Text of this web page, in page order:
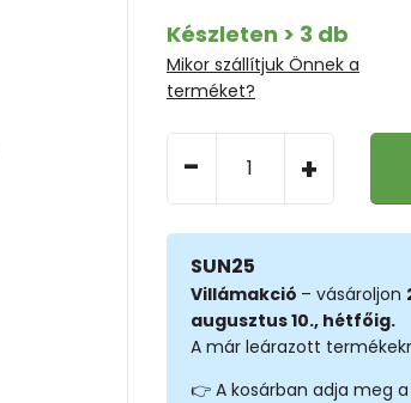
Készleten > 3 db
Mikor szállítjuk Önnek a
terméket?
- +
SUN25
Villámakció – vásároljon
augusztus 10., hétfőig.
A már leárazott
👉 A kosárban adja meg